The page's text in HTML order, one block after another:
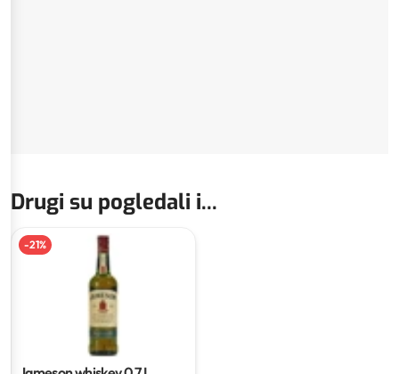
Drugi su pogledali i...
-21%